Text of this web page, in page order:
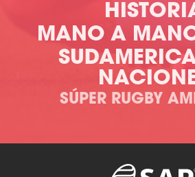
MANO A
SÚPER RUGBY